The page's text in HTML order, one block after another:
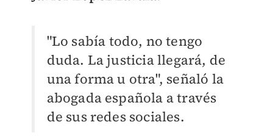
"Lo sabía todo, no tengo
duda. La justicia llegará, de
una forma u otra", señaló la
abogada española a través
de sus redes sociales.